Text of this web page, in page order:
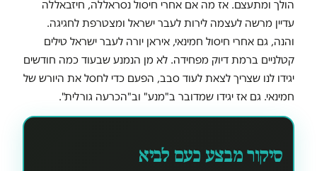
הולך ומתעצם. אז מה אם אחרי חיסול נסראללה, חיזבאללה
עדיין מרשה לעצמה לירות לעבר ישראל ומצטרפת לחגיגה.
והנה, גם אחרי חיסול חמינאי, איראן יורה לעבר ישראל טילים
קטלניים ברמת דיוק מפחידה. לא מן הנמנע שבעוד כמה חודשים
יגידו לנו שצריך לצאת לעוד סבב, הפעם כדי לחסל את היורש של
חמינאי. גם אז יגידו שמדובר ב"מנע" וב"הכרעה גורלית".
סיקור מבצע כעם לביא